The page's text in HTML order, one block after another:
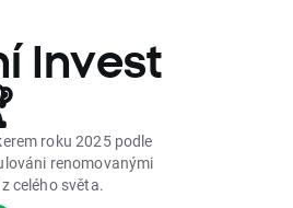
Invest
roku 2025 podle
renomovanými
celého světa.